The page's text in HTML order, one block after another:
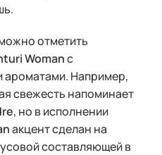
отметить
Womanс
ароматами. Например,
свежесть напоминает
, но в исполнении
акцент сделан на
составляющей в